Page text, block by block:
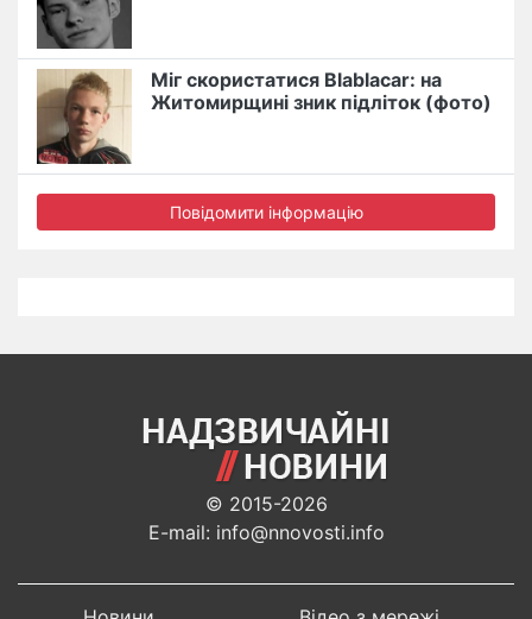
Міг скористатися Blablacar: на
Житомирщині зник підліток (фото)
Повідомити інформацію
© 2015-2026
E-mail: info@nnovosti.info